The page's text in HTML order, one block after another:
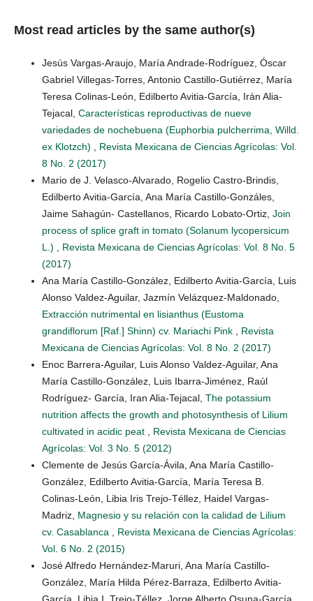
Most read articles by the same author(s)
Jesús Vargas-Araujo, María Andrade-Rodríguez, Óscar
Gabriel Villegas-Torres, Antonio Castillo-Gutiérrez, María
Teresa Colinas-León, Edilberto Avitia-García, Irán Alia-
Tejacal, Características reproductivas de nueve
variedades de nochebuena (Euphorbia pulcherrima, Willd.
ex Klotzch)
Revista Mexicana de Ciencias Agrícolas: Vol.
8 No. 2 (2017)
Mario de J. Velasco-Alvarado, Rogelio Castro-Brindis,
Edilberto Avitia-García, Ana María Castillo-Gonzáles,
Jaime Sahagún- Castellanos, Ricardo Lobato-Ortiz, Join
process of splice graft in tomato (Solanum lycopersicum
L.)
Revista Mexicana de Ciencias Agrícolas: Vol. 8 No. 5
(2017)
Ana María Castillo-González, Edilberto Avitia-García, Luis
Alonso Valdez-Aguilar, Jazmín Velázquez-Maldonado,
Extracción nutrimental en lisianthus (Eustoma
grandiflorum [Raf.] Shinn) cv. Mariachi Pink
Revista
Mexicana de Ciencias Agrícolas: Vol. 8 No. 2 (2017)
Enoc Barrera-Aguilar, Luis Alonso Valdez-Aguilar, Ana
María Castillo-González, Luis Ibarra-Jiménez, Raúl
Rodríguez- García, Iran Alia-Tejacal, The potassium
nutrition affects the growth and photosynthesis of Lilium
cultivated in acidic peat
Revista Mexicana de Ciencias
Agrícolas: Vol. 3 No. 5 (2012)
Clemente de Jesús García-Ávila, Ana María Castillo-
González, Edilberto Avitia-García, María Teresa B.
Colinas-León, Libia Iris Trejo-Téllez, Haidel Vargas-
Madriz, Magnesio y su relación con la calidad de Lilium
cv. Casablanca
Revista Mexicana de Ciencias Agrícolas:
Vol. 6 No. 2 (2015)
José Alfredo Hernández-Maruri, Ana María Castillo-
González, María Hilda Pérez-Barraza, Edilberto Avitia-
García, Libia I. Trejo-Téllez, Jorge Alberto Osuna-García,